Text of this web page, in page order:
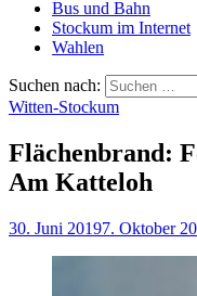
Bus und Bahn
Stockum im Internet
Wahlen
Suchen nach:
Witten-Stockum
Flächenbrand:
Am Katteloh
30. Juni 20197. Oktober